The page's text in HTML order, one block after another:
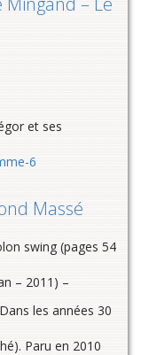
et ses
6
Massé
swing (pages 54
– 2011) –
les années 30
Paru en 2010